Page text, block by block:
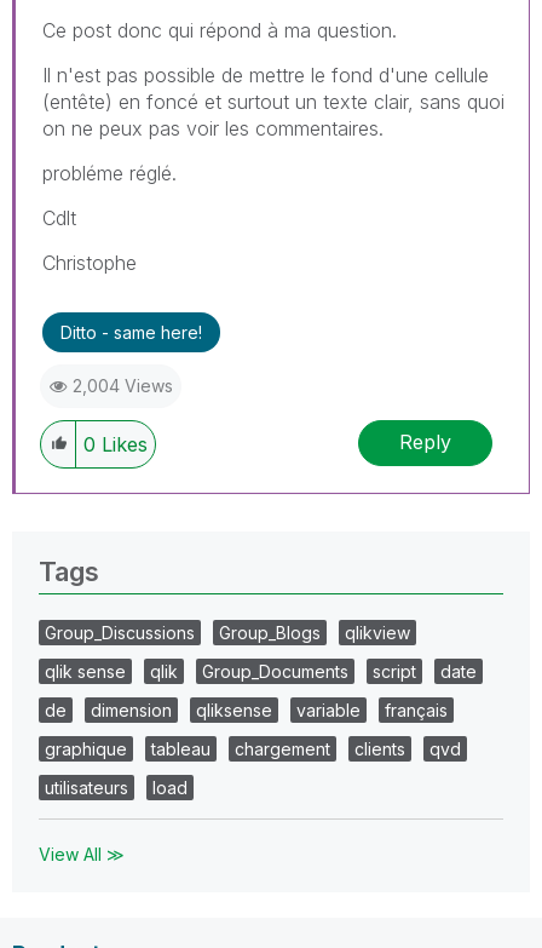
Ce post donc qui répond à ma question.
Il n'est pas possible de mettre le fond d'une cellule
(entête) en foncé et surtout un texte clair, sans quoi
on ne peux pas voir les commentaires.
probléme réglé.
Cdlt
Christophe
Ditto - same here!
2,004 Views
0 Likes Reply
Tags
Group_Discussions Group_Blogs
qlikview
qlik sense
qlik Group_Documents script
date
de
dimension qliksense variable
français
graphique
tableau chargement clients
qvd
utilisateurs
load
View All ≫